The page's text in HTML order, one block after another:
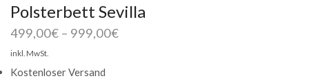
Polsterbett Sevilla
499,00€ – 999,00€
inkl. MwSt.
Kostenloser Versand